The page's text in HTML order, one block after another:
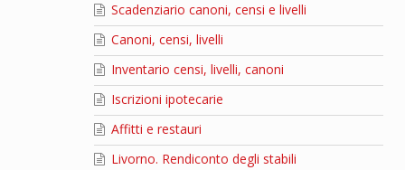
Scadenziario canoni, censi e livelli
Canoni, censi, livelli
Inventario censi, livelli, canoni
Iscrizioni ipotecarie
Affitti e restauri
Livorno. Rendiconto degli stabili